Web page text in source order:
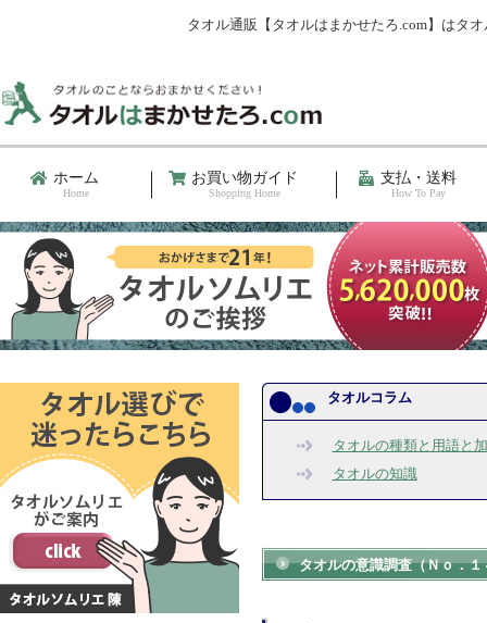
タオル通販【タオルはまかせたろ.com】はタ
ホーム
Home
お買い物ガイド
Shopping Home
支払・送料
How To Pay
タオルコラム
タオルの種類と用語と
タオルの知識
タオルの意識調査（Ｎｏ．１